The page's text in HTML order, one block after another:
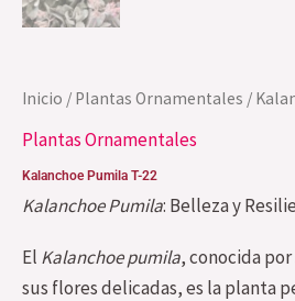
Inicio / Plantas Ornamentales /
Plantas Ornamentales
Kalanchoe Pumila T-22
Kalanchoe Pumila: Belleza y
El Kalanchoe pumila, conocida
sus flores delicadas, es la planta